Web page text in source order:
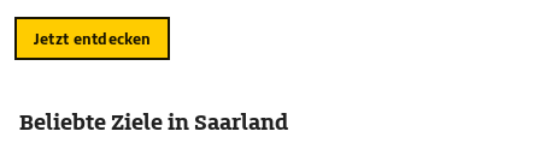
Jetzt entdecken
Beliebte Ziele in Saarland